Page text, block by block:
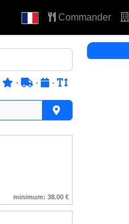
Commander
· · ·
minimum: 38.00 €